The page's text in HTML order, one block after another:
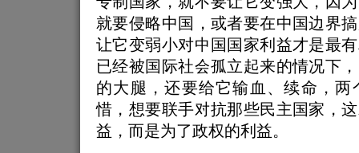
就要侵略中国，或者要在中国边界
让它变弱小对中国国家利益才是最
已经被国际社会孤立起来的情况下
的大腿，还要给它输血、续命，两
惜，想要联手对抗那些民主国家，
益，而是为了政权的利益。